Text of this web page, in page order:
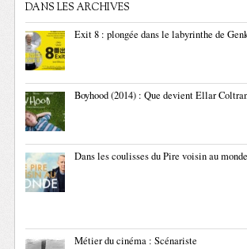
DANS LES ARCHIVES
Exit 8 : plongée dans le labyrinthe de
Boyhood (2014) : Que devient Ellar
Dans les coulisses du Pire voisin au
Métier du cinéma : Scénariste